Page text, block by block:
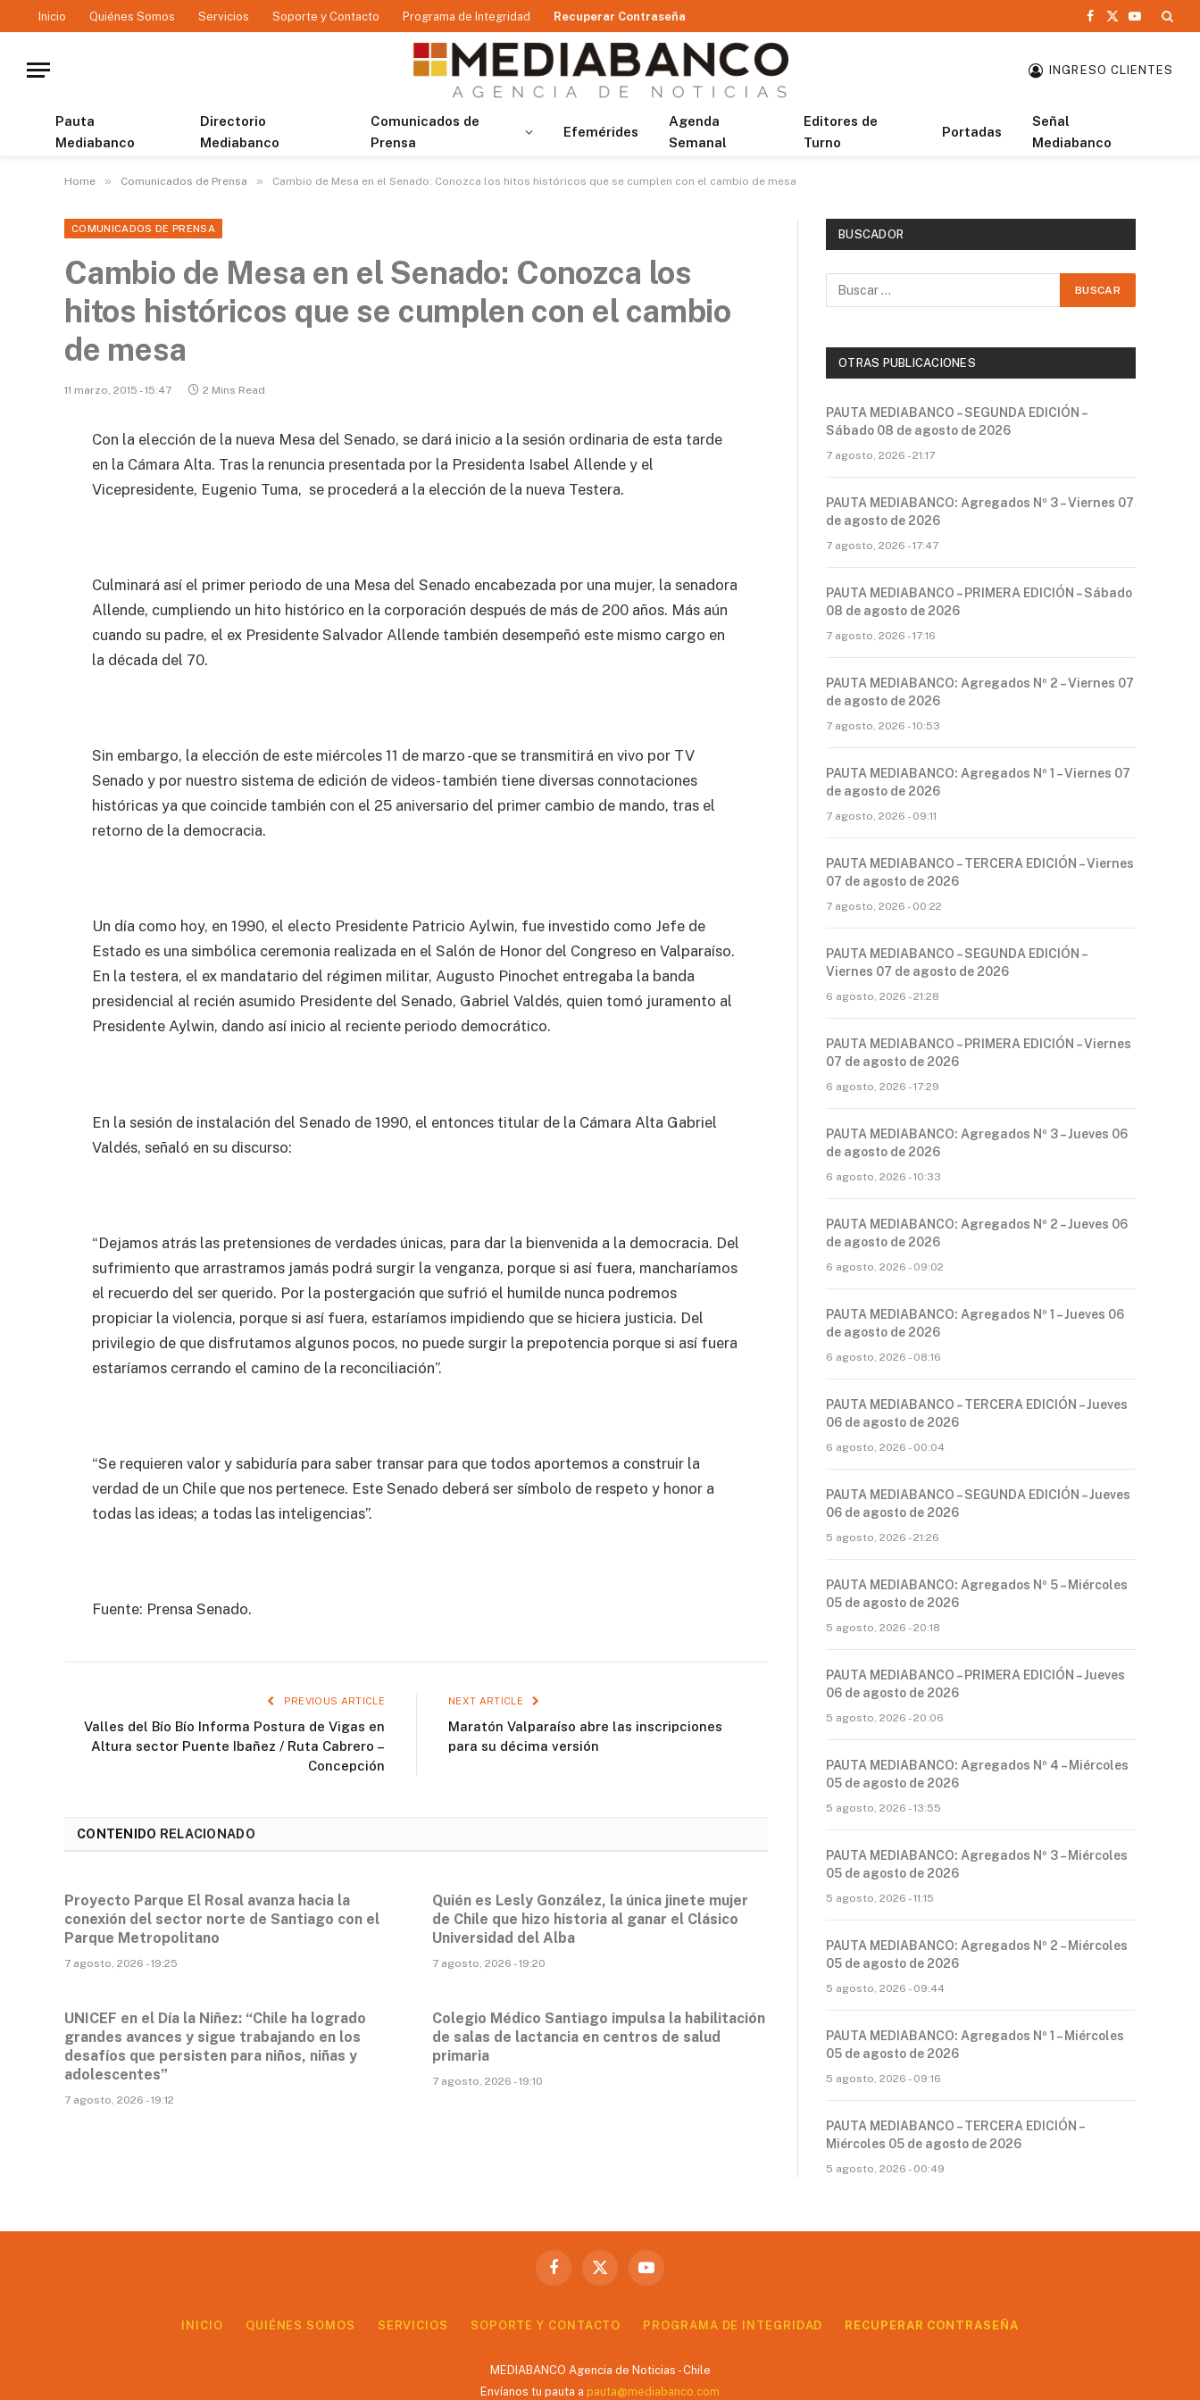
Inicio Quiénes Somos Servicios Soporte y Contacto Programa de Integridad Recuperar Contraseña
Facebook
X
YouTube
INGRESO CLIENTES
Pauta
Mediabanco
Directorio
Mediabanco
Comunicados de
Prensa
Efemérides
Agenda
Semanal
Editores de
Turno
Portadas
Señal
Mediabanco
Home » Comunicados de Prensa » Cambio de Mesa en el Senado: Conozca los hitos históricos que se cumplen con el cambio de mesa
COMUNICADOS DE PRENSA
Cambio de Mesa en el Senado: Conozca los
hitos históricos que se cumplen con el cambio
de mesa
11 marzo, 2015 - 15:47 2 Mins Read
Con la elección de la nueva Mesa del Senado, se dará inicio a la sesión ordinaria de esta tarde
en la Cámara Alta. Tras la renuncia presentada por la Presidenta Isabel Allende y el
Vicepresidente, Eugenio Tuma, se procederá a la elección de la nueva Testera.
Culminará así el primer periodo de una Mesa del Senado encabezada por una mujer, la senadora
Allende, cumpliendo un hito histórico en la corporación después de más de 200 años. Más aún
cuando su padre, el ex Presidente Salvador Allende también desempeñó este mismo cargo en
la década del 70.
Sin embargo, la elección de este miércoles 11 de marzo -que se transmitirá en vivo por TV
Senado y por nuestro sistema de edición de videos- también tiene diversas connotaciones
históricas ya que coincide también con el 25 aniversario del primer cambio de mando, tras el
retorno de la democracia.
Un día como hoy, en 1990, el electo Presidente Patricio Aylwin, fue investido como Jefe de
Estado es una simbólica ceremonia realizada en el Salón de Honor del Congreso en Valparaíso.
En la testera, el ex mandatario del régimen militar, Augusto Pinochet entregaba la banda
presidencial al recién asumido Presidente del Senado, Gabriel Valdés, quien tomó juramento al
Presidente Aylwin, dando así inicio al reciente periodo democrático.
En la sesión de instalación del Senado de 1990, el entonces titular de la Cámara Alta Gabriel
Valdés, señaló en su discurso:
“Dejamos atrás las pretensiones de verdades únicas, para dar la bienvenida a la democracia. Del
sufrimiento que arrastramos jamás podrá surgir la venganza, porque si así fuera, mancharíamos
el recuerdo del ser querido. Por la postergación que sufrió el humilde nunca podremos
propiciar la violencia, porque si así fuera, estaríamos impidiendo que se hiciera justicia. Del
privilegio de que disfrutamos algunos pocos, no puede surgir la prepotencia porque si así fuera
estaríamos cerrando el camino de la reconciliación”.
“Se requieren valor y sabiduría para saber transar para que todos aportemos a construir la
verdad de un Chile que nos pertenece. Este Senado deberá ser símbolo de respeto y honor a
todas las ideas; a todas las inteligencias”.
Fuente: Prensa Senado.
PREVIOUS ARTICLE
Valles del Bío Bío Informa Postura de Vigas en
Altura sector Puente Ibañez / Ruta Cabrero –
Concepción
NEXT ARTICLE
Maratón Valparaíso abre las inscripciones
para su décima versión
CONTENIDO RELACIONADO
Proyecto Parque El Rosal avanza hacia la
conexión del sector norte de Santiago con el
Parque Metropolitano
7 agosto, 2026 - 19:25
Quién es Lesly González, la única jinete mujer
de Chile que hizo historia al ganar el Clásico
Universidad del Alba
7 agosto, 2026 - 19:20
UNICEF en el Día la Niñez: “Chile ha logrado
grandes avances y sigue trabajando en los
desafíos que persisten para niños, niñas y
adolescentes”
7 agosto, 2026 - 19:12
Colegio Médico Santiago impulsa la habilitación
de salas de lactancia en centros de salud
primaria
7 agosto, 2026 - 19:10
BUSCADOR
OTRAS PUBLICACIONES
PAUTA MEDIABANCO – SEGUNDA EDICIÓN –
Sábado 08 de agosto de 2026
7 agosto, 2026 - 21:17
PAUTA MEDIABANCO: Agregados Nº 3 – Viernes 07
de agosto de 2026
7 agosto, 2026 - 17:47
PAUTA MEDIABANCO – PRIMERA EDICIÓN – Sábado
08 de agosto de 2026
7 agosto, 2026 - 17:16
PAUTA MEDIABANCO: Agregados Nº 2 – Viernes 07
de agosto de 2026
7 agosto, 2026 - 10:53
PAUTA MEDIABANCO: Agregados Nº 1 – Viernes 07
de agosto de 2026
7 agosto, 2026 - 09:11
PAUTA MEDIABANCO – TERCERA EDICIÓN – Viernes
07 de agosto de 2026
7 agosto, 2026 - 00:22
PAUTA MEDIABANCO – SEGUNDA EDICIÓN –
Viernes 07 de agosto de 2026
6 agosto, 2026 - 21:28
PAUTA MEDIABANCO – PRIMERA EDICIÓN – Viernes
07 de agosto de 2026
6 agosto, 2026 - 17:29
PAUTA MEDIABANCO: Agregados Nº 3 – Jueves 06
de agosto de 2026
6 agosto, 2026 - 10:33
PAUTA MEDIABANCO: Agregados Nº 2 – Jueves 06
de agosto de 2026
6 agosto, 2026 - 09:02
PAUTA MEDIABANCO: Agregados Nº 1 – Jueves 06
de agosto de 2026
6 agosto, 2026 - 08:16
PAUTA MEDIABANCO – TERCERA EDICIÓN – Jueves
06 de agosto de 2026
6 agosto, 2026 - 00:04
PAUTA MEDIABANCO – SEGUNDA EDICIÓN – Jueves
06 de agosto de 2026
5 agosto, 2026 - 21:26
PAUTA MEDIABANCO: Agregados Nº 5 – Miércoles
05 de agosto de 2026
5 agosto, 2026 - 20:18
PAUTA MEDIABANCO – PRIMERA EDICIÓN – Jueves
06 de agosto de 2026
5 agosto, 2026 - 20:06
PAUTA MEDIABANCO: Agregados Nº 4 – Miércoles
05 de agosto de 2026
5 agosto, 2026 - 13:55
PAUTA MEDIABANCO: Agregados Nº 3 – Miércoles
05 de agosto de 2026
5 agosto, 2026 - 11:15
PAUTA MEDIABANCO: Agregados Nº 2 – Miércoles
05 de agosto de 2026
5 agosto, 2026 - 09:44
PAUTA MEDIABANCO: Agregados Nº 1 – Miércoles
05 de agosto de 2026
5 agosto, 2026 - 09:16
PAUTA MEDIABANCO – TERCERA EDICIÓN –
Miércoles 05 de agosto de 2026
5 agosto, 2026 - 00:49
Facebook
X
YouTube
INICIO QUIÉNES SOMOS SERVICIOS SOPORTE Y CONTACTO PROGRAMA DE INTEGRIDAD RECUPERAR CONTRASEÑA
MEDIABANCO Agencia de Noticias - Chile
Envíanos tu pauta a pauta@mediabanco.com